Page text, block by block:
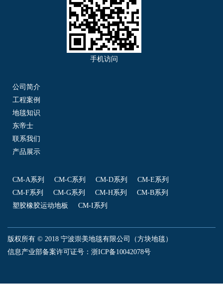
手机访问
公司简介
工程案例
地毯知识
东帝士
联系我们
产品展示
CM-A系列 CM-C系列 CM-D系列
CM-E系列
CM-F系列
CM-G系列 CM-H系列
CM-B系列
塑胶橡胶运动地板
CM-I系列
版权所有 © 2018 宁波崇美地毯有限公司（方块地毯）
信息产业部备案许可证号： 浙ICP备10042078号